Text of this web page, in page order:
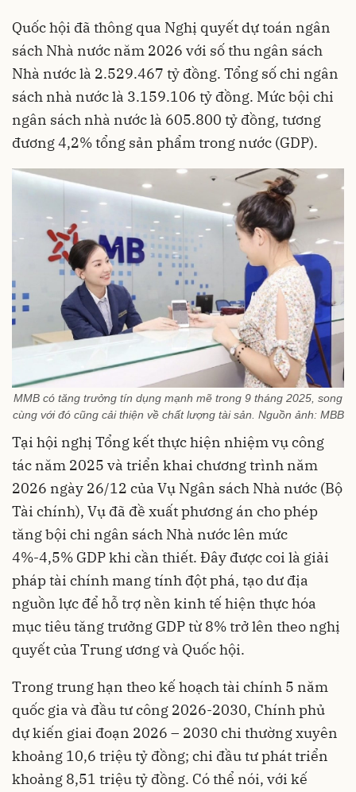
Quốc hội đã thông qua Nghị quyết dự toán ngân
sách Nhà nước năm 2026 với số thu ngân sách
Nhà nước là 2.529.467 tỷ đồng. Tổng số chi ngân
sách nhà nước là 3.159.106 tỷ đồng. Mức bội chi
ngân sách nhà nước là 605.800 tỷ đồng, tương
đương 4,2% tổng sản phẩm trong nước (GDP).
MMB có tăng trưởng tín dụng mạnh mẽ trong 9 tháng 2025, song
cùng với đó cũng cải thiện về chất lượng tài sản. Nguồn ảnh: MBB
Tại hội nghị Tổng kết thực hiện nhiệm vụ công
tác năm 2025 và triển khai chương trình năm
2026 ngày 26/12 của Vụ Ngân sách Nhà nước (Bộ
Tài chính), Vụ đã đề xuất phương án cho phép
tăng bội chi ngân sách Nhà nước lên mức
4%-4,5% GDP khi cần thiết. Đây được coi là giải
pháp tài chính mang tính đột phá, tạo dư địa
nguồn lực để hỗ trợ nền kinh tế hiện thực hóa
mục tiêu tăng trưởng GDP từ 8% trở lên theo nghị
quyết của Trung ương và Quốc hội.
Trong trung hạn theo kế hoạch tài chính 5 năm
quốc gia và đầu tư công 2026-2030, Chính phủ
dự kiến giai đoạn 2026 – 2030 chi thường xuyên
khoảng 10,6 triệu tỷ đồng; chi đầu tư phát triển
khoảng 8,51 triệu tỷ đồng. Có thể nói, với kế